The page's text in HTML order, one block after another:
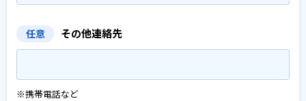
任意 その他連絡先
※携帯電話など